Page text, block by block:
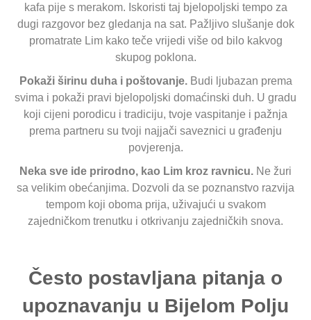
kafa pije s merakom. Iskoristi taj bjelopoljski tempo za
dugi razgovor bez gledanja na sat. Pažljivo slušanje dok
promatrate Lim kako teče vrijedi više od bilo kakvog
skupog poklona.
Pokaži širinu duha i poštovanje.Budi ljubazan prema
svima i pokaži pravi bjelopoljski domaćinski duh. U gradu
koji cijeni porodicu i tradiciju, tvoje vaspitanje i pažnja
prema partneru su tvoji najjači saveznici u građenju
povjerenja.
Neka sve ide prirodno, kao Lim kroz ravnicu. Ne žuri
sa velikim obećanjima. Dozvoli da se poznanstvo razvija
tempom koji oboma prija, uživajući u svakom
zajedničkom trenutku i otkrivanju zajedničkih snova.
Često postavljana pitanja o
upoznavanju u Bijelom Polju